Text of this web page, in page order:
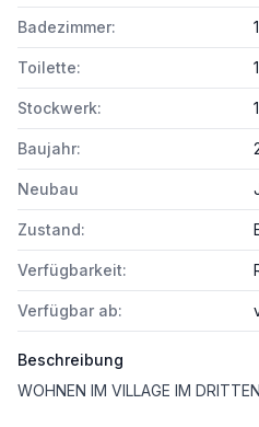
Badezimmer: 1
Toilette: 1
Stockwerk: 1
Baujahr:
Neubau
Zustand:
Verfügbarkeit:
Verfügbar ab:
Beschreibung
WOHNEN IM VILLAGE IM DRITTEN